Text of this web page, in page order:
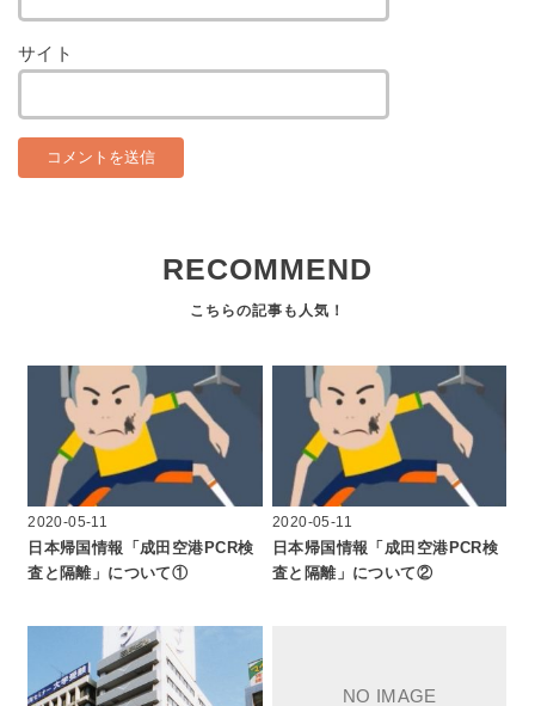
サイト
RECOMMEND
2020-05-11
日本帰国情報「成田空港PCR検
査と隔離」について①
2020-05-11
日本帰国情報「成田空港PCR検
査と隔離」について②